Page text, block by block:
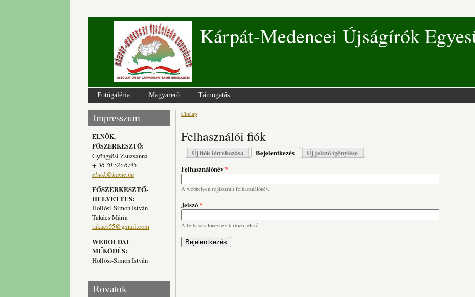
Kárpát-Medencei Újságírók
Fotógaléria Magyarerő Támogatás
Impresszum
ELNÖK,
FŐSZERKESZTŐ:
Gyöngyösi Zsuzsanna
+ 36 30 525 6745
elnok@kame.hu
FŐSZERKESZTŐ-
HELYETTES:
Hollósi-Simon István
Takács Mária
takacs55@gmail.com
WEBOLDAL
MŰKÖDÉS:
Hollósi-Simon István
Rovatok
Jelenlegi hely
Címlap
Felhasználói fiók
Elsődleges fülek
Új fiók létrehozása Bejelentkezés (aktív fül)
Új jelszó igénylése
Felhasználónév*
A webhelyen regisztrált felhasználónév.
Jelszó*
A felhasználónévhez tartozó jelszó.